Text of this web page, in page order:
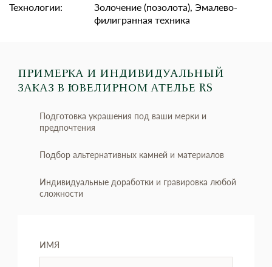
Технологии:
Золочение (позолота), Эмалево-
филигранная техника
ПРИМЕРКА И ИНДИВИДУАЛЬНЫЙ
ЗАКАЗ В ЮВЕЛИРНОМ АТЕЛЬЕ RS
Подготовка украшения под ваши мерки и
предпочтения
Подбор альтернативных камней и материалов
Индивидуальные доработки и гравировка любой
сложности
ИМЯ